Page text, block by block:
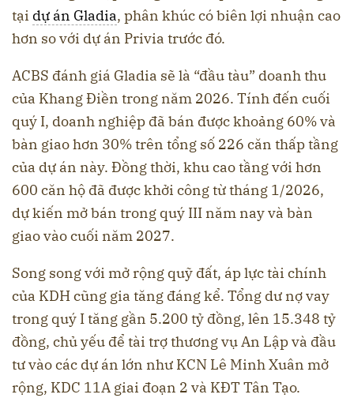
tại dự án Gladia, phân khúc có biên lợi nhuận cao
hơn so với dự án Privia trước đó.
ACBS đánh giá Gladia sẽ là “đầu tàu” doanh thu
của Khang Điền trong năm 2026. Tính đến cuối
quý I, doanh nghiệp đã bán được khoảng 60% và
bàn giao hơn 30% trên tổng số 226 căn thấp tầng
của dự án này. Đồng thời, khu cao tầng với hơn
600 căn hộ đã được khởi công từ tháng 1/2026,
dự kiến mở bán trong quý III năm nay và bàn
giao vào cuối năm 2027.
Song song với mở rộng quỹ đất, áp lực tài chính
của KDH cũng gia tăng đáng kể. Tổng dư nợ vay
trong quý I tăng gần 5.200 tỷ đồng, lên 15.348 tỷ
đồng, chủ yếu để tài trợ thương vụ An Lập và đầu
tư vào các dự án lớn như KCN Lê Minh Xuân mở
rộng, KDC 11A giai đoạn 2 và KĐT Tân Tạo.